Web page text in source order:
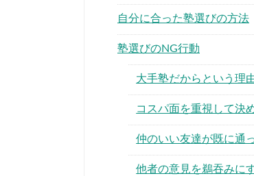
自分に合った塾選びの方法
塾選びのNG行動
大手塾だからという理
コスパ面を重視して決
仲のいい友達が既に通
他者の意見を鵜吞みに